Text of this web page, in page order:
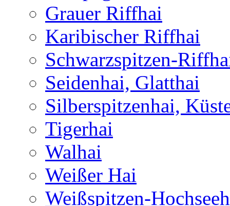
Grauer Riffhai
Karibischer Riffhai
Schwarzspitzen-
Seidenhai, Glatthai
Silberspitzenhai,
Tigerhai
Walhai
Weißer Hai
Weißspitzen-